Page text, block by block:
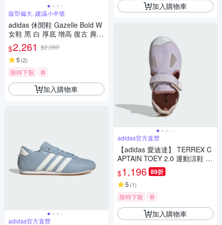
版型偏大, 建議小半號
adidas 休閒鞋 Gazelle Bold W
女鞋 黑 白 厚底 增高 復古 麂皮
拼接 愛迪達 IE0876
$2,261 $2,380
5 (2)
限時下殺 券
加入購物車
adidas官方直營
加入購物車
adidas官方直營
【adidas 愛迪達】 TERREX C
APTAIN TOEY 2.0 運動涼鞋 童
鞋 JI1361
$1,196 89折
5 (1)
限時下殺 券
加入購物車